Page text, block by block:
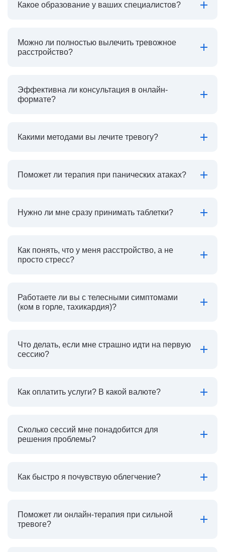
Какое образование у ваших специалистов?
Можно ли полностью вылечить тревожное
расстройство?
Эффективна ли консультация в онлайн-
формате?
Какими методами вы лечите тревогу?
Поможет ли терапия при панических атаках?
Нужно ли мне сразу принимать таблетки?
Как понять, что у меня расстройство, а не
просто стресс?
Работаете ли вы с телесными симптомами
(ком в горле, тахикардия)?
Что делать, если мне страшно идти на первую
сессию?
Как оплатить услуги? В какой валюте?
Сколько сессий мне понадобится для
решения проблемы?
Как быстро я почувствую облегчение?
Поможет ли онлайн-терапия при сильной
тревоге?